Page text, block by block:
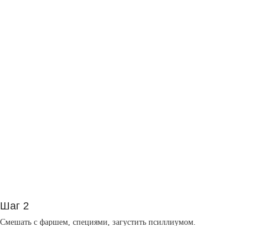
Шаг 2
Смешать с фаршем, специями, загустить псиллиумом.